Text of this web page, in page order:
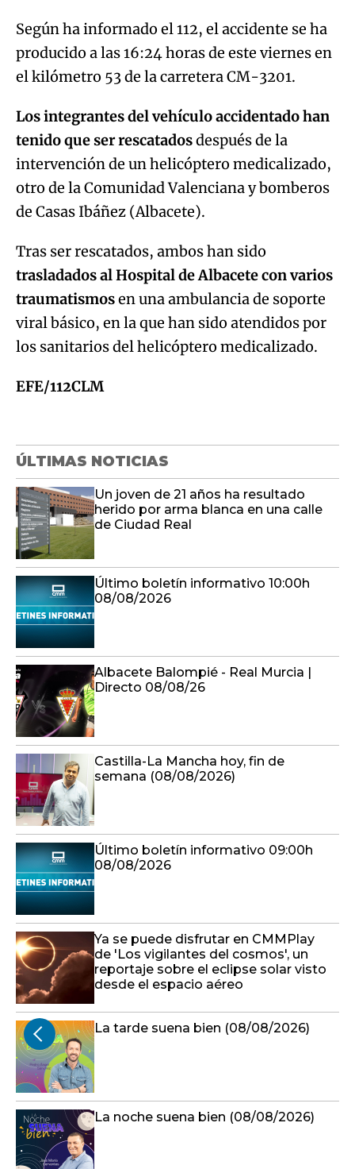
Según ha informado el 112, el accidente se ha
producido a las 16:24 horas de este viernes en
el kilómetro 53 de la carretera CM-3201.
Los integrantes del vehículo accidentado han
tenido que ser rescatadosdespués de la
intervención de un helicóptero medicalizado,
otro de la Comunidad Valenciana y bomberos
de Casas Ibáñez (Albacete).
Tras ser rescatados, ambos han sido
trasladados al Hospital de Albacete con varios
traumatismosen una ambulancia de soporte
viral básico, en la que han sido atendidos por
los sanitarios del helicóptero medicalizado.
EFE/112CLM
ÚLTIMAS NOTICIAS
Un joven de 21 años ha resultado
herido por arma blanca en una calle
de Ciudad Real
Último boletín informativo 10:00h
08/08/2026
Albacete Balompié - Real Murcia |
Directo 08/08/26
Castilla-La Mancha hoy, fin de
semana (08/08/2026)
Último boletín informativo 09:00h
08/08/2026
Ya se puede disfrutar en CMMPlay
de 'Los vigilantes del cosmos', un
reportaje sobre el eclipse solar visto
desde el espacio aéreo
La tarde suena bien (08/08/2026)
La noche suena bien (08/08/2026)